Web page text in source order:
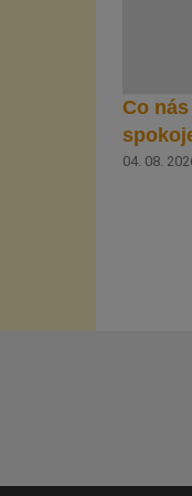
Co
04. 08.